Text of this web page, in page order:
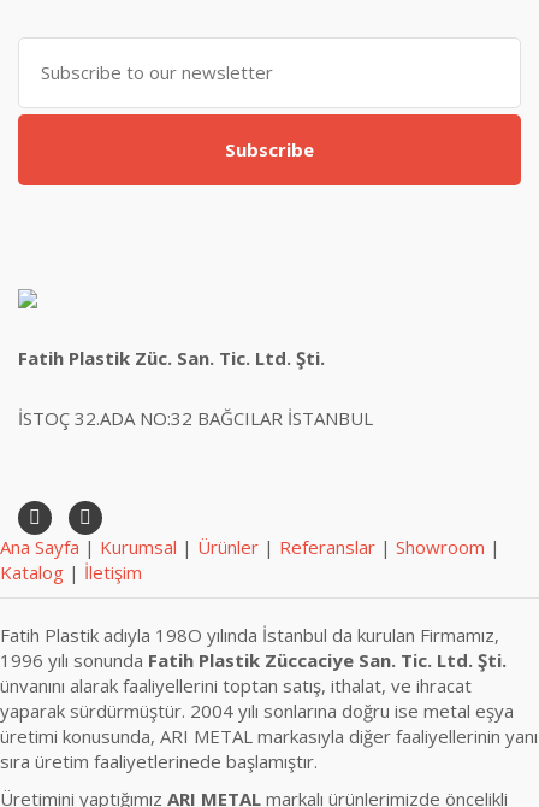
Subscribe
Fatih Plastik Züc. San. Tic. Ltd. Şti.
İSTOÇ 32.ADA NO:32 BAĞCILAR İSTANBUL
Ana Sayfa | Kurumsal | Ürünler | Referanslar | Showroom |
Katalog | İletişim
Fatih Plastik adıyla 198O yılında İstanbul da kurulan Firmamız,
1996 yılı sonunda Fatih Plastik Züccaciye San. Tic. Ltd. Şti.
ünvanını alarak faaliyellerini toptan satış, ithalat, ve ihracat
yaparak sürdürmüştür. 2004 yılı sonlarına doğru ise metal eşya
üretimi konusunda, ARI METAL markasıyla diğer faaliyellerinin yanı
sıra üretim faaliyetlerinede başlamıştır.
Üretimini yaptığımız ARI METAL markalı ürünlerimizde öncelikli